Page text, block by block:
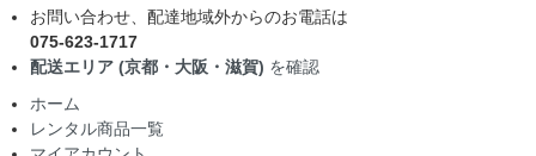
お問い合わせ、配達地域外からのお電話は
075-623-1717
配送エリア (京都・大阪・滋賀) を確認
ホーム
レンタル商品一覧